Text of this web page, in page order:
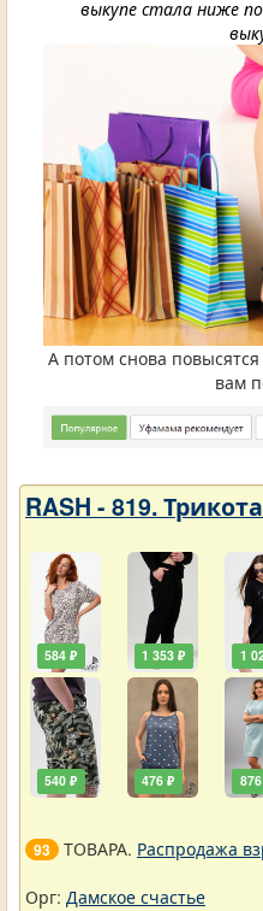
выкупе стала ниже
А потом снова
вам
RASH - 819.
584 ₽
540 ₽
1 353 ₽
476 ₽
1
93 ТОВАРА. Распродажа
Орг: Дамское счастье